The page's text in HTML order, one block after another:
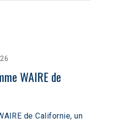
WAIRE de
de Californie, un